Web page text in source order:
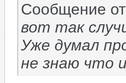
Сообщение
вот так
Уже думал
не знаю что